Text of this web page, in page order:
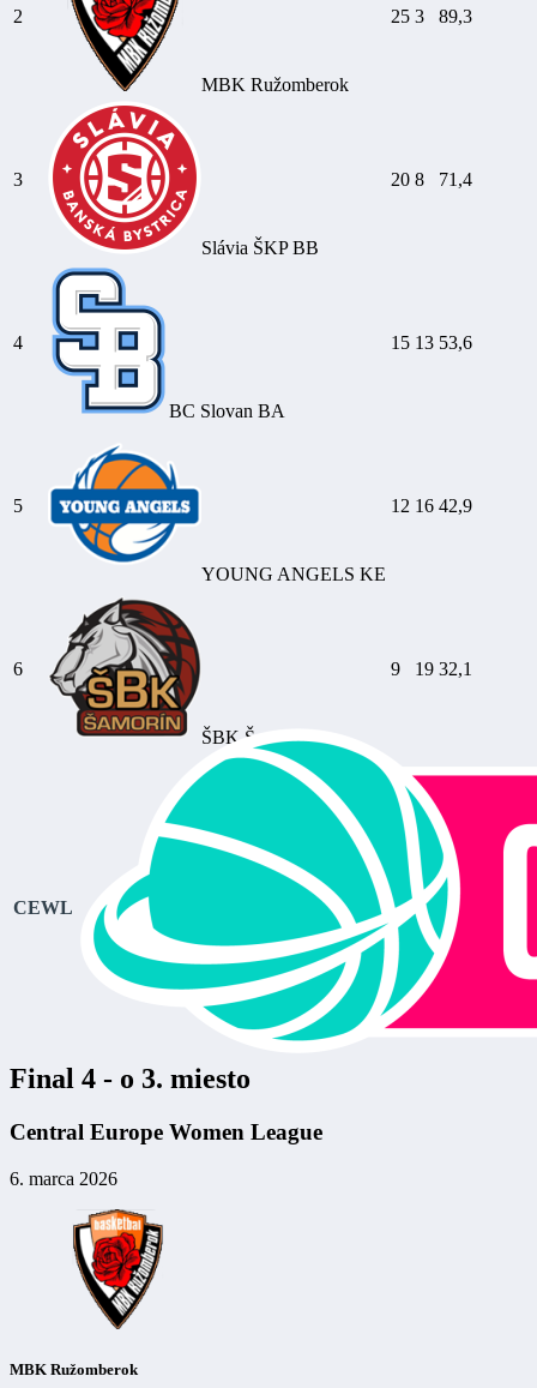
2
MBK Ružomberok
25 3 89,3
3
Slávia ŠKP BB
20 8 71,4
4
BC Slovan BA
15 13 53,6
5
YOUNG ANGELS KE
12 16 42,9
6
ŠBK Šamorín
9 19 32,1
CEWL
Final 4 - o 3. miesto
Central Europe Women League
6. marca 2026
MBK Ružomberok